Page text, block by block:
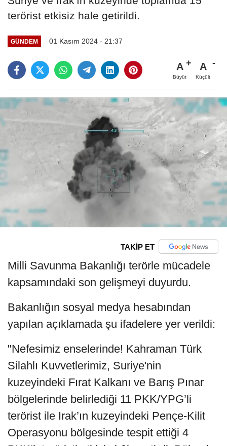
terörist etkisiz hale getirildi.
GÜNDEM 01 Kasım 2024 - 21:37
A
Büyüt
A
Küçült
TAKİP ET
Milli Savunma Bakanlığı terörle mücadele
kapsamındaki son gelişmeyi duyurdu.
Bakanlığın sosyal medya hesabından
yapılan açıklamada şu ifadelere yer verildi:
"Nefesimiz enselerinde! Kahraman Türk
Silahlı Kuvvetlerimiz, Suriye'nin
kuzeyindeki Fırat Kalkanı ve Barış Pınar
bölgelerinde belirlediği 11 PKK/YPG’li
terörist ile Irak’ın kuzeyindeki Pençe-Kilit
Operasyonu bölgesinde tespit ettiği 4